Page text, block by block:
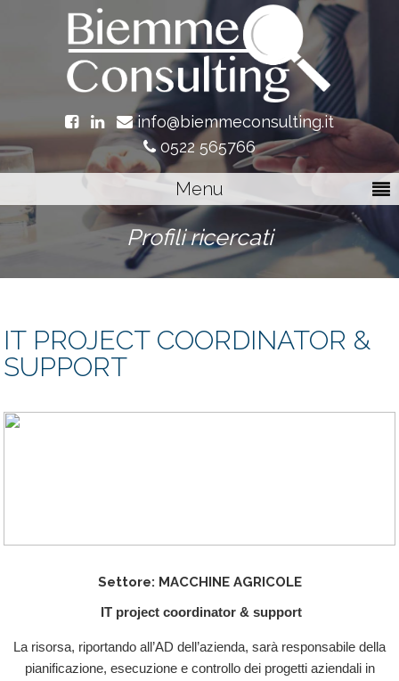
info@biemmeconsulting.it
0522 565766
Menu
Profili ricercati
IT PROJECT COORDINATOR &
SUPPORT
Settore: MACCHINE AGRICOLE
IT project coordinator & support
La risorsa, riportando all’AD dell’azienda, sarà responsabile della
pianificazione, esecuzione e controllo dei progetti aziendali in